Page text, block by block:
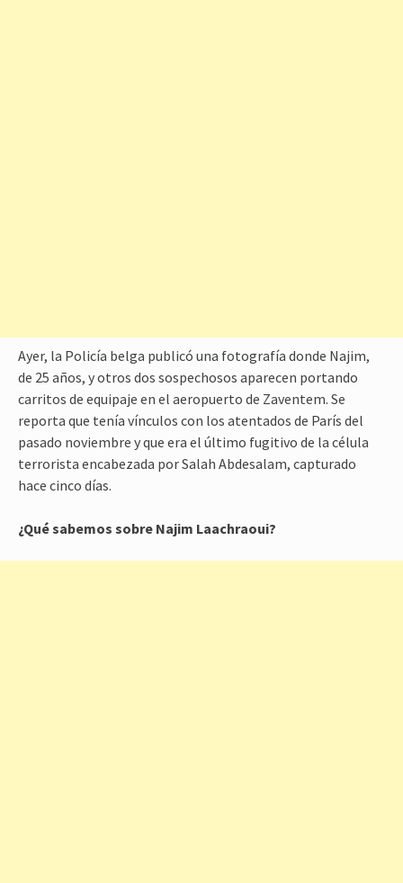
Ayer, la Policía belga publicó una fotografía donde Najim,
de 25 años, y otros dos sospechosos aparecen portando
carritos de equipaje en el aeropuerto de Zaventem. Se
reporta que tenía vínculos con los atentados de París del
pasado noviembre y que era el último fugitivo de la célula
terrorista encabezada por Salah Abdesalam, capturado
hace cinco días.
¿Qué sabemos sobre Najim Laachraoui?